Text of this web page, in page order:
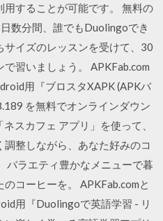
することが可能です。 無料の
数分間、誰でもDuolingoでき
サイズのレッスンを受けて、30
習いましょう。 APKFab.com
用『ブロスタXAPK (APKバ
を無料でオンラインダウン
スカフェ アプリ」を使って、
整しながら、あなた好みのコ
バラエティ豊かなメニューで暮
コーヒーを。 APKFab.comと
用『Duolingoで英語学習 - リ